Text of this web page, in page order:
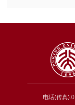
电话(传真